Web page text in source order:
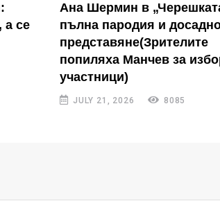
а се
Ана Шермин в
пълна пародия и
представяне(Зрителите
попиляха Манчев за
участници)
JULY 21, 2026 8085